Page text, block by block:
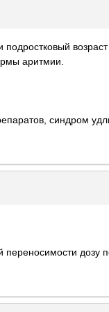
аритмии.
синдром
переносимости дозу